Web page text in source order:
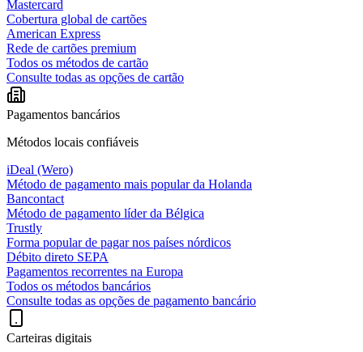
Mastercard
Cobertura global de cartões
American Express
Rede de cartões premium
Todos os métodos de cartão
Consulte todas as opções de cartão
Pagamentos bancários
Métodos locais confiáveis
iDeal (Wero)
Método de pagamento mais popular da Holanda
Bancontact
Método de pagamento líder da Bélgica
Trustly
Forma popular de pagar nos países nórdicos
Débito direto SEPA
Pagamentos recorrentes na Europa
Todos os métodos bancários
Consulte todas as opções de pagamento bancário
Carteiras digitais